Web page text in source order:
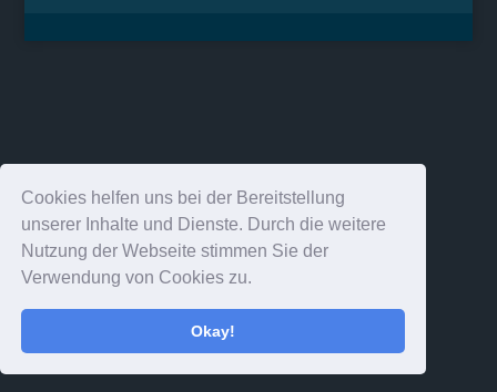
Cookies helfen uns bei der Bereitstellung
unserer Inhalte und Dienste. Durch die weitere
Nutzung der Webseite stimmen Sie der
Verwendung von Cookies zu.
Okay!